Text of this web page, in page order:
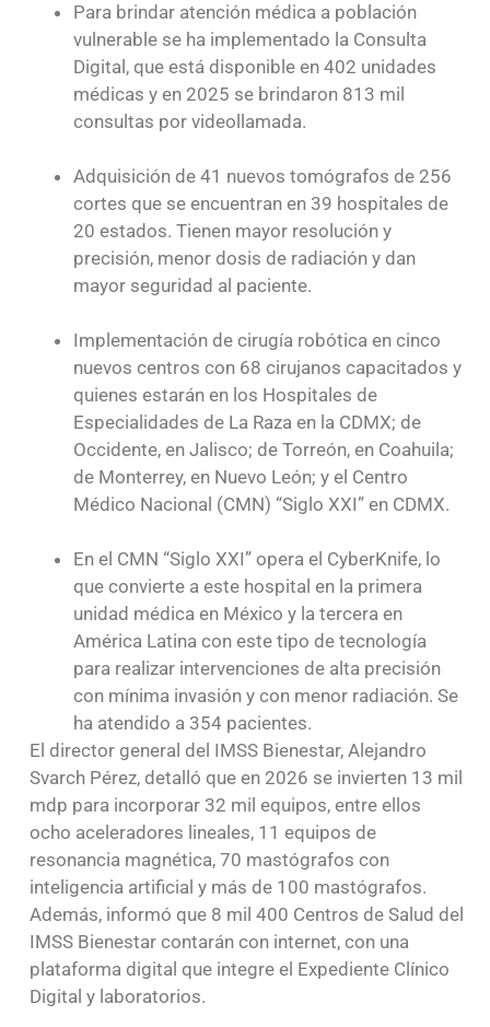
Para brindar atención médica a población
vulnerable se ha implementado la Consulta
Digital, que está disponible en 402 unidades
médicas y en 2025 se brindaron 813 mil
consultas por videollamada.
Adquisición de 41 nuevos tomógrafos de 256
cortes que se encuentran en 39 hospitales de
20 estados. Tienen mayor resolución y
precisión, menor dosis de radiación y dan
mayor seguridad al paciente.
Implementación de cirugía robótica en cinco
nuevos centros con 68 cirujanos capacitados y
quienes estarán en los Hospitales de
Especialidades de La Raza en la CDMX; de
Occidente, en Jalisco; de Torreón, en Coahuila;
de Monterrey, en Nuevo León; y el Centro
Médico Nacional (CMN) “Siglo XXI” en CDMX.
En el CMN “Siglo XXI” opera el CyberKnife, lo
que convierte a este hospital en la primera
unidad médica en México y la tercera en
América Latina con este tipo de tecnología
para realizar intervenciones de alta precisión
con mínima invasión y con menor radiación. Se
ha atendido a 354 pacientes.
El director general del IMSS Bienestar, Alejandro
Svarch Pérez, detalló que en 2026 se invierten 13 mil
mdp para incorporar 32 mil equipos, entre ellos
ocho aceleradores lineales, 11 equipos de
resonancia magnética, 70 mastógrafos con
inteligencia artificial y más de 100 mastógrafos.
Además, informó que 8 mil 400 Centros de Salud del
IMSS Bienestar contarán con internet, con una
plataforma digital que integre el Expediente Clínico
Digital y laboratorios.